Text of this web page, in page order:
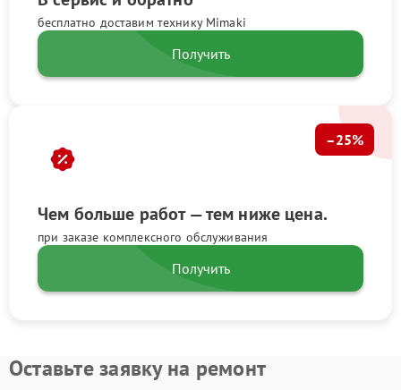
бесплатно доставим технику Mimaki
Получить
Чем больше работ — тем ниже цена.
при заказе комплексного обслуживания
–25%
Получить
Оставьте заявку на ремонт